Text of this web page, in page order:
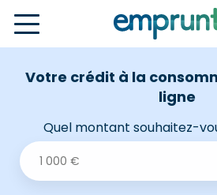
Votre crédit à la
ligne
Quel montant souhaitez-